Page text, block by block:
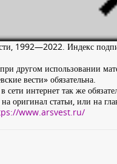
1992—2022. Индекс
другом использовании
вести» обязательна.
интернет так же
оригинал статьи, или на
www.arsvest.ru/